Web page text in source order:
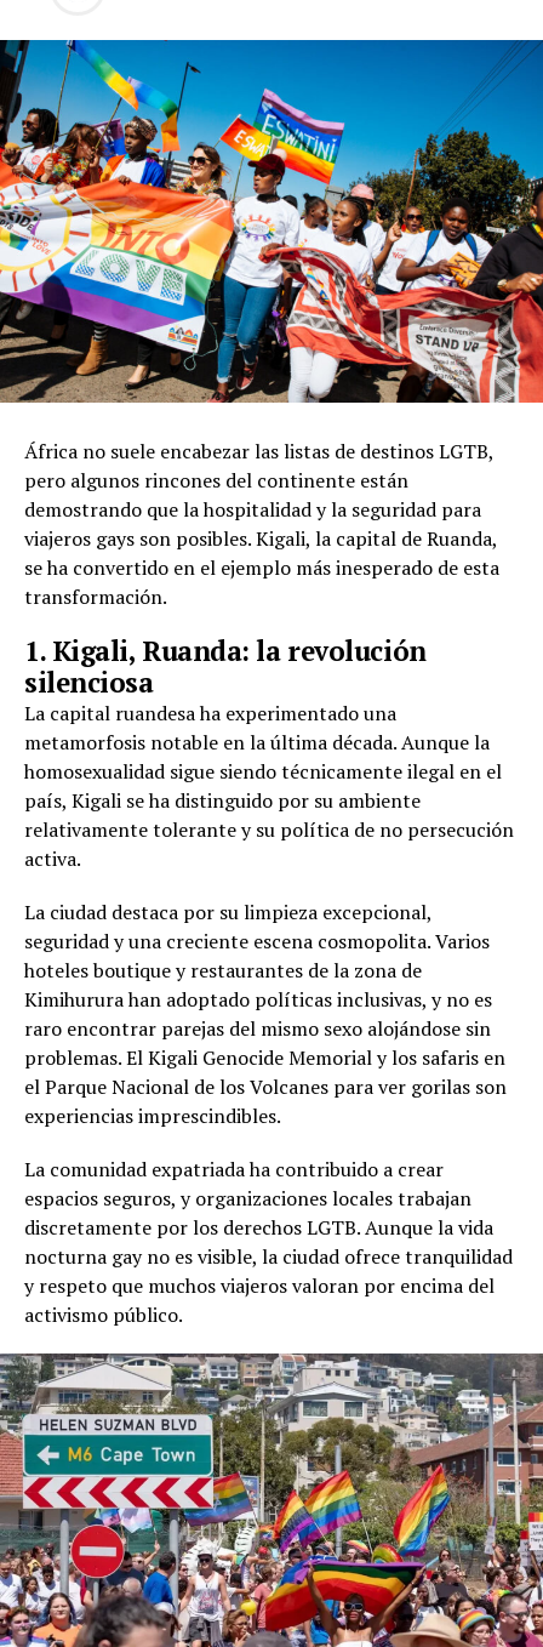
África no suele encabezar las listas de destinos LGTB,
pero algunos rincones del continente están
demostrando que la hospitalidad y la seguridad para
viajeros gays son posibles. Kigali, la capital de Ruanda,
se ha convertido en el ejemplo más inesperado de esta
transformación.
1. Kigali, Ruanda: la revolución
silenciosa
La capital ruandesa ha experimentado una
metamorfosis notable en la última década. Aunque la
homosexualidad sigue siendo técnicamente ilegal en el
país, Kigali se ha distinguido por su ambiente
relativamente tolerante y su política de no persecución
activa.
La ciudad destaca por su limpieza excepcional,
seguridad y una creciente escena cosmopolita. Varios
hoteles boutique y restaurantes de la zona de
Kimihurura han adoptado políticas inclusivas, y no es
raro encontrar parejas del mismo sexo alojándose sin
problemas. El Kigali Genocide Memorial y los safaris en
el Parque Nacional de los Volcanes para ver gorilas son
experiencias imprescindibles.
La comunidad expatriada ha contribuido a crear
espacios seguros, y organizaciones locales trabajan
discretamente por los derechos LGTB. Aunque la vida
nocturna gay no es visible, la ciudad ofrece tranquilidad
y respeto que muchos viajeros valoran por encima del
activismo público.